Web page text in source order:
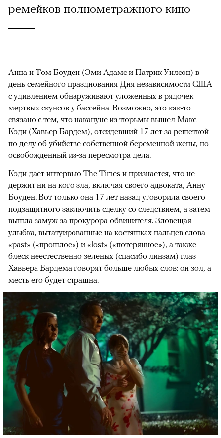
ремейков полнометражного кино
Анна и Том Боуден (Эми Адамс и Патрик Уилсон) в
день семейного празднования Дня независимости США
с удивлением обнаруживают уложенных в рядочек
мертвых скунсов у бассейна. Возможно, это как-то
связано с тем, что накануне из тюрьмы вышел Макс
Кэди (Хавьер Бардем), отсидевший 17 лет за решеткой
по делу об убийстве собственной беременной жены, но
освобожденный из-за пересмотра дела.
Кэди дает интервью The Times и признается, что не
держит ни на кого зла, включая своего адвоката, Анну
Боуден. Вот только она 17 лет назад уговорила своего
подзащитного заключить сделку со следствием, а затем
вышла замуж за прокурора-обвинителя. Зловещая
улыбка, вытатуированные на костяшках пальцев слова
«past» («прошлое») и «lost» («потерянное»), а также
блеск неестественно зеленых (спасибо линзам) глаз
Хавьера Бардема говорят больше любых слов: он зол, а
месть его будет страшна.